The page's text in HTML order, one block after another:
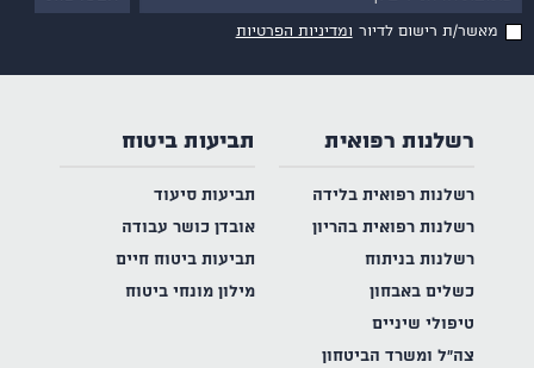
מאשר/ת רישום לדיור ומדיניות הפרטיות
רשלנות רפואית
רשלנות רפואית בלידה
רשלנות רפואית בהריון
רשלנות בניתוח
כשלים באבחון
טיפולי שיניים
צה"ל ומשרד הביטחון
תביעות ביטוח
תביעות סיעוד
אובדן כושר עבודה
תביעות ביטוח חיים
מילון מונחי ביטוח